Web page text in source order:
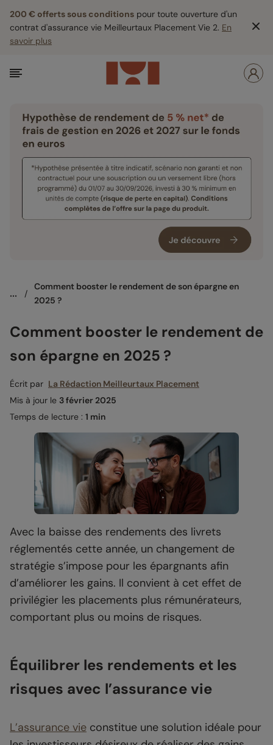
200 € offerts sous conditions pour toute ouverture d'un
contrat d'assurance vie Meilleurtaux Placement Vie 2. En
savoir plus
... /
Comment booster le rendement de son épargne en
2025 ?
Comment booster le rendement de
son épargne en 2025 ?
Écrit par La Rédaction Meilleurtaux Placement
Mis à jour le 3 février 2025
Temps de lecture : 1 min
Avec la baisse des rendements des livrets
réglementés cette année, un changement de
stratégie s’impose pour les épargnants afin
d’améliorer les gains. Il convient à cet effet de
privilégier les placements plus rémunérateurs,
comportant plus ou moins de risques.
Équilibrer les rendements et les
risques avec l’assurance vie
L’assurance vie constitue une solution idéale pour